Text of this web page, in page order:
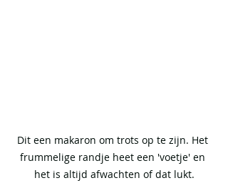
Dit een makaron om trots op te zijn. Het
frummelige randje heet een 'voetje' en
het is altijd afwachten of dat lukt.